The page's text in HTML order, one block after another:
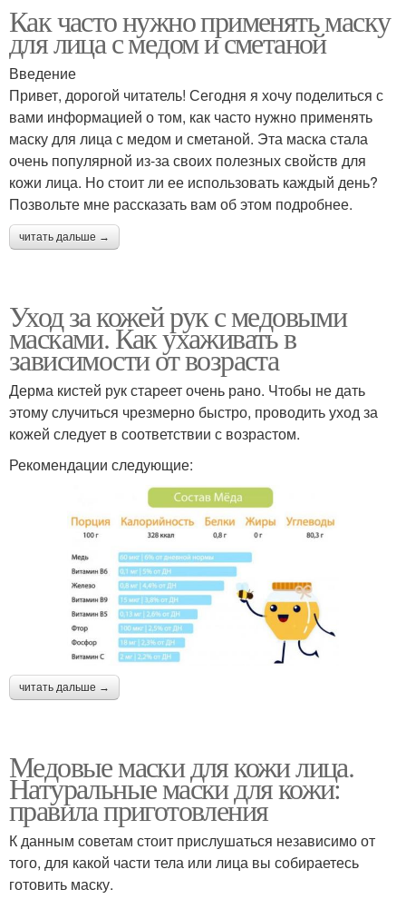
Как часто нужно применять маску
для лица с медом и сметаной
Введение
Привет, дорогой читатель! Сегодня я хочу поделиться с
вами информацией о том, как часто нужно применять
маску для лица с медом и сметаной. Эта маска стала
очень популярной из-за своих полезных свойств для
кожи лица. Но стоит ли ее использовать каждый день?
Позвольте мне рассказать вам об этом подробнее.
читать дальше →
Уход за кожей рук с медовыми
масками. Как ухаживать в
зависимости от возраста
Дерма кистей рук стареет очень рано. Чтобы не дать
этому случиться чрезмерно быстро, проводить уход за
кожей следует в соответствии с возрастом.
Рекомендации следующие:
читать дальше →
Медовые маски для кожи лица.
Натуральные маски для кожи:
правила приготовления
К данным советам стоит прислушаться независимо от
того, для какой части тела или лица вы собираетесь
готовить маску.